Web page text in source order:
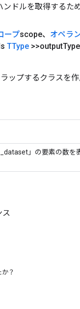
ドルを取得するた
ープscope、 オペラ
TType >>output
ップするクラスを
」の要素の数を
ス
？